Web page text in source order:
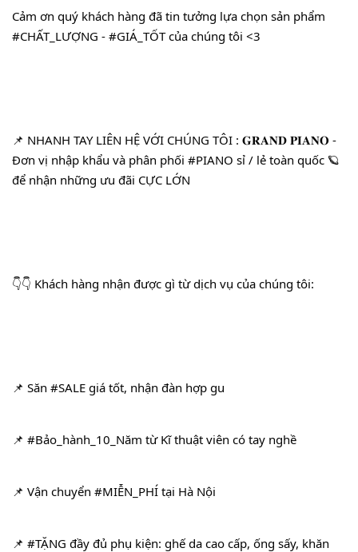
#CHẤT_LƯỢNG - #GIÁ_TỐT của chúng tôi <3
📌 NHANH TAY LIÊN HỆ VỚI CHÚNG TÔI : 𝐆𝐑𝐀𝐍𝐃 𝐏𝐈𝐀𝐍𝐎 -
Đơn vị nhập khẩu và phân phối #PIANO sỉ / lẻ toàn quốc 🪐
để nhận những ưu đãi CỰC LỚN
👇👇 Khách hàng nhận được gì từ dịch vụ của chúng tôi:
📌 Săn #SALE giá tốt, nhận đàn hợp gu
📌 #Bảo_hành_10_Năm từ Kĩ thuật viên có tay nghề
📌 Vận chuyển #MIỄN_PHÍ tại Hà Nội
📌 #TẶNG đầy đủ phụ kiện: ghế da cao cấp, ống sấy, khăn